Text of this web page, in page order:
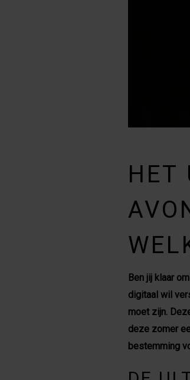
HET
Ben jij klaar
digitaal wil
moet zijn.
deze zomer
bestemming